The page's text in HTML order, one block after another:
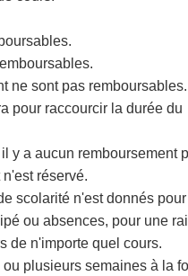
ne sont pas remboursables.
pour raccourcir la durée du
y a aucun remboursement
réservé.
scolarité n'est donnés
ou absences, pour une
de n'importe quel cours.
plusieurs semaines à la